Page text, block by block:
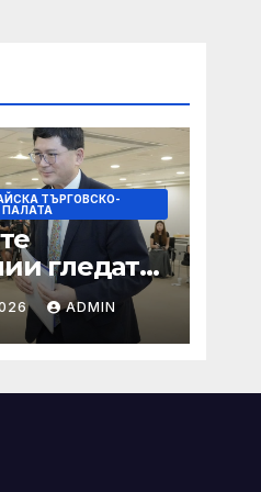
ТЪРГОВСКО-
гледат
роля
ADMIN